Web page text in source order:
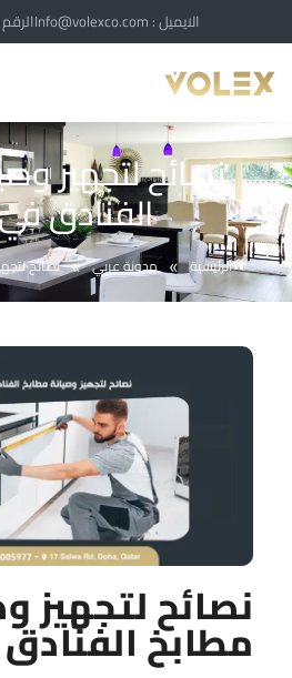
الايميل : Info@volexco.com الرقم
نصائح لتجهيز
الفنادق
الرئيسية » مدونة عربي » نصائح
نصائح لتجهيز
مطابخ